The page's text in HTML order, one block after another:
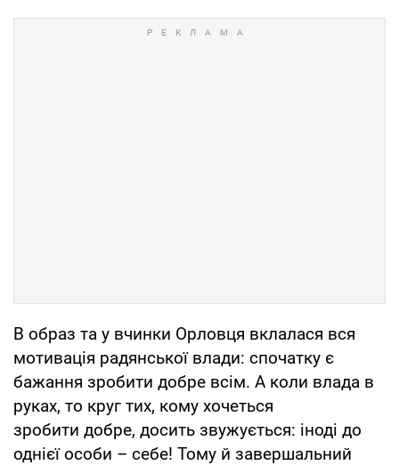
В образ та у вчинки Орловця вклалася вся
мотивація радянської влади: спочатку є
бажання зробити добре всім. А коли влада в
руках, то круг тих, кому хочеться
зробити добре, досить звужується: іноді до
однієї особи – себе! Тому й завершальний